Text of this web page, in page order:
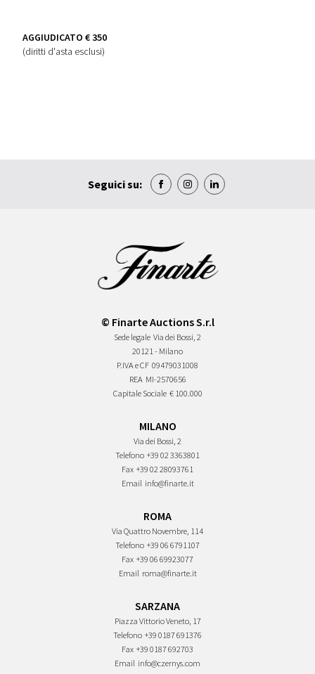
AGGIUDICATO € 350
(diritti d'asta esclusi)
Seguici su:
© Finarte Auctions S.r.l
Sede legale Via dei Bossi, 2
20121 - Milano
P.IVA e CF 09479031008
REA MI-2570656
Capitale Sociale € 100.000
MILANO
Via dei Bossi, 2
Telefono +39 02 3363801
Fax +39 02 28093761
Email info@finarte.it
ROMA
Via Quattro Novembre, 114
Telefono +39 06 6791107
Fax +39 06 69923077
Email roma@finarte.it
SARZANA
Piazza Vittorio Veneto, 17
Telefono +39 0187 691376
Fax +39 0187 692703
Email info@czernys.com